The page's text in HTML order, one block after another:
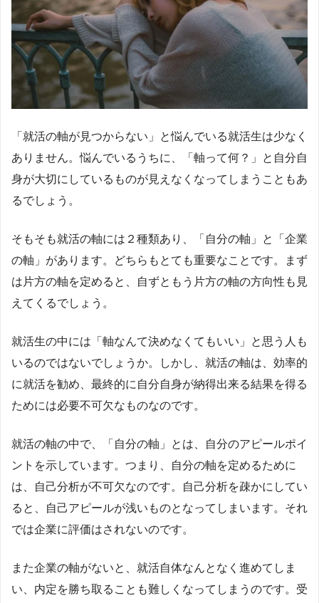
「就活の軸が見つからない」と悩んでいる就活生は少なく
ありません。悩んでいるうちに、「軸って何？」と自分自
身が大切にしているものが見えなくなってしまうこともあ
るでしょう。
そもそも就活の軸には２種類あり、「自分の軸」と「企業
の軸」があります。どちらもとても重要なことです。まず
は片方の軸を定めると、自ずともう片方の軸の方向性も見
えてくるでしょう。
就活生の中には「軸なんて決めなくてもいい」と思う人も
いるのではないでしょうか。しかし、就活の軸は、効率的
に就活を勧め、最終的に自分自身が納得出来る結果を得る
ためには必要不可欠なものなのです。
就活の軸の中で、「自分の軸」とは、自分のアピールポイ
ントを示しています。つまり、自分の軸を定めるために
は、自己分析が不可欠なのです。自己分析を疎かにしてい
ると、自己アピールが浅いものとなってしまいます。それ
では企業に評価はされないのです。
また企業の軸がないと、就活自体なんとなく進めてしま
い、内定を勝ち取ることも難しくなってしまうのです。受